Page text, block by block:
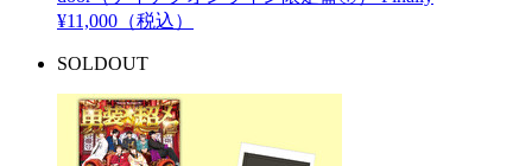
¥11,000（税込）
SOLDOUT